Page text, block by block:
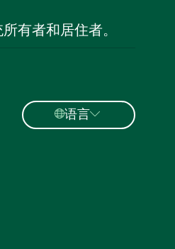
有者和居住者。
语言